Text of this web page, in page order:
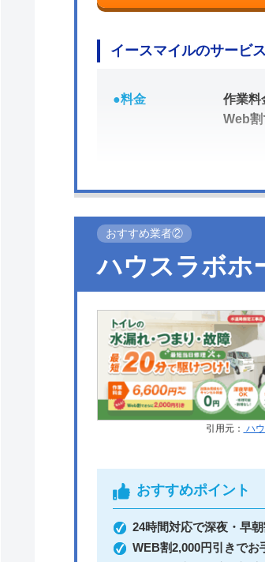
イースマイルのサービ
●料金
作業料
Web割
●支払い方法
現金
ル、
ットカ
●保証・保険
工事保
10年(
イースマイルがおすすめ
イースマイルは対応する自
おすすめ業者②
ハウスラボホ
引用元： ハ
おすすめポイント
24時間対応で深夜・早
WEB割2,000円引きでお